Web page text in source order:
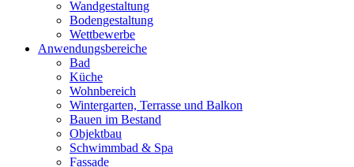
Wandgestaltung
Bodengestaltung
Wettbewerbe
Anwendungsbereiche
Bad
Küche
Wohnbereich
Wintergarten, Terrasse und Balkon
Bauen im Bestand
Objektbau
Schwimmbad & Spa
Fassade